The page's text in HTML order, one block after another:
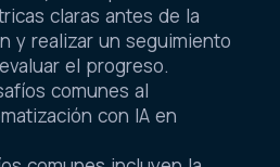
claras antes de la
y realizar un seguimiento
el progreso.
comunes al
con IA en